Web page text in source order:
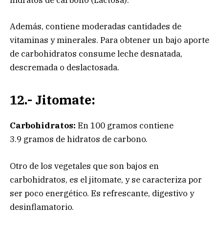
Además, contiene moderadas cantidades de
vitaminas y minerales. Para obtener un bajo aporte
de carbohidratos consume leche desnatada,
descremada o deslactosada.
12.- Jitomate:
Carbohidratos: En 100 gramos contiene
3.9 gramos de hidratos de carbono.
Otro de los vegetales que son bajos en
carbohidratos, es el jitomate, y se caracteriza por
ser poco energético. Es refrescante, digestivo y
desinflamatorio.